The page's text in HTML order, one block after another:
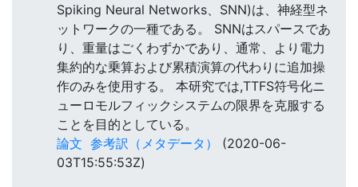
Spiking Neural Networks、SNN)は、神経型ネ
ットワークの一種である。 SNNはスパースであ
り、重量はごくわずかであり、通常、より電力
集約的な乗算および累積演算の代わりに追加操
作のみを使用する。 本研究では,TTFS符号化ニ
ューロモルフィックシステムの限界を克服する
ことを目的としている。
論文 参考訳（メタデータ）
(2020-06-
03T15:55:53Z)